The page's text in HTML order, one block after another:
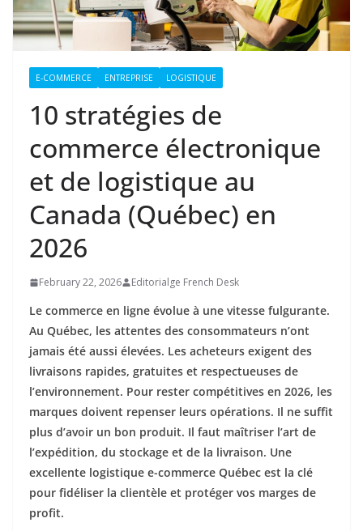
E-COMMERCE ENTREPRISE LOGISTIQUE
10 stratégies de
commerce électronique
et de logistique au
Canada (Québec) en
2026
February 22, 2026 Editorialge French Desk
Le commerce en ligne évolue à une vitesse fulgurante.
Au Québec, les attentes des consommateurs n’ont
jamais été aussi élevées. Les acheteurs exigent des
livraisons rapides, gratuites et respectueuses de
l’environnement. Pour rester compétitives en 2026, les
marques doivent repenser leurs opérations. Il ne suffit
plus d’avoir un bon produit. Il faut maîtriser l’art de
l’expédition, du stockage et de la livraison. Une
excellente logistique e-commerce Québec est la clé
pour fidéliser la clientèle et protéger vos marges de
profit.